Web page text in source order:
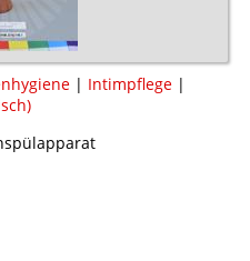
| Intimpflege |